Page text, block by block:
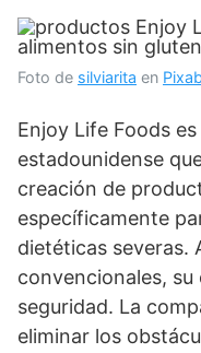
Foto de silviarita en
Enjoy Life Foods
estadounidense
creación de
específicamente
dietéticas severas.
convencionales,
seguridad. La
eliminar los